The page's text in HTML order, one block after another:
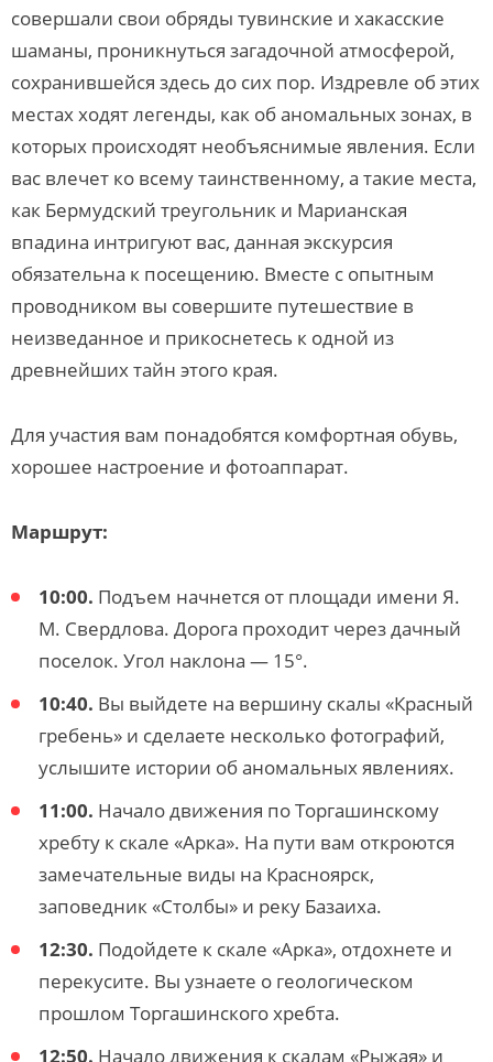
совершали свои обряды тувинские и хакасские
шаманы, проникнуться загадочной атмосферой,
сохранившейся здесь до сих пор. Издревле об этих
местах ходят легенды, как об аномальных зонах, в
которых происходят необъяснимые явления. Если
вас влечет ко всему таинственному, а такие места,
как Бермудский треугольник и Марианская
впадина интригуют вас, данная экскурсия
обязательна к посещению. Вместе с опытным
проводником вы совершите путешествие в
неизведанное и прикоснетесь к одной из
древнейших тайн этого края.
Для участия вам понадобятся комфортная обувь,
хорошее настроение и фотоаппарат.
Маршрут:
10:00. Подъем начнется от площади имени Я.
М. Свердлова. Дорога проходит через дачный
поселок. Угол наклона — 15°.
10:40. Вы выйдете на вершину скалы «Красный
гребень» и сделаете несколько фотографий,
услышите истории об аномальных явлениях.
11:00. Начало движения по Торгашинскому
хребту к скале «Арка». На пути вам откроются
замечательные виды на Красноярск,
заповедник «Столбы» и реку Базаиха.
12:30. Подойдете к скале «Арка», отдохнете и
перекусите. Вы узнаете о геологическом
прошлом Торгашинского хребта.
12:50. Начало движения к скалам «Рыжая» и